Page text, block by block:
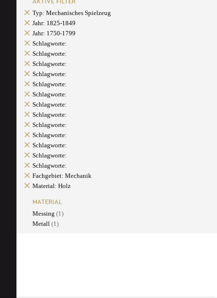
Typ: Mechanisches Spielzeug
Jahr: 1825-1849
Jahr: 1750-1799
Schlagworte:
Schlagworte:
Schlagworte:
Schlagworte:
Schlagworte:
Schlagworte:
Schlagworte:
Schlagworte:
Schlagworte:
Schlagworte:
Schlagworte:
Schlagworte:
Schlagworte:
Fachgebiet: Mechanik
Material: Holz
MATERIAL
Messing (1)
Metall (1)